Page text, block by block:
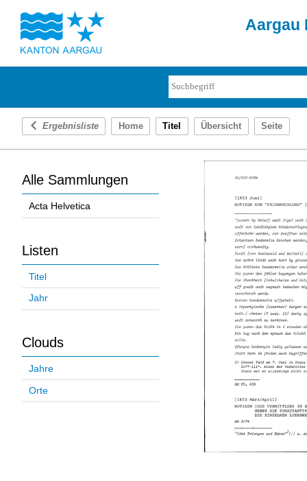
Aargau
Ergebnisliste Home Titel Übersicht Seite
Alle Sammlungen
Acta Helvetica
Listen
Titel
Jahr
Clouds
Jahre
Orte